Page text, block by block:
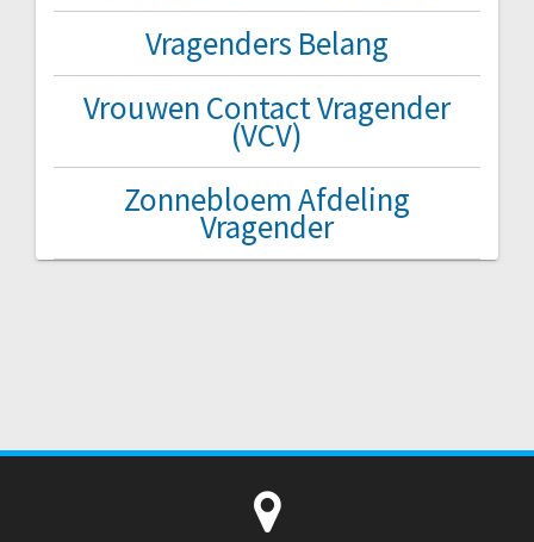
Vragenders Belang
Vrouwen Contact Vragender
(VCV)
Zonnebloem Afdeling
Vragender